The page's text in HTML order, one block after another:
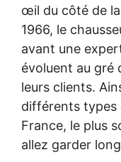
œil du côté de la
1966, le
avant une
évoluent au gré
leurs clients.
différents types
France, le plus
allez garder